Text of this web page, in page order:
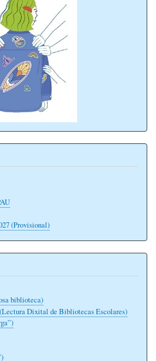
(Provisional)
biblioteca)
Dixital de Bibliotecas Escolares)